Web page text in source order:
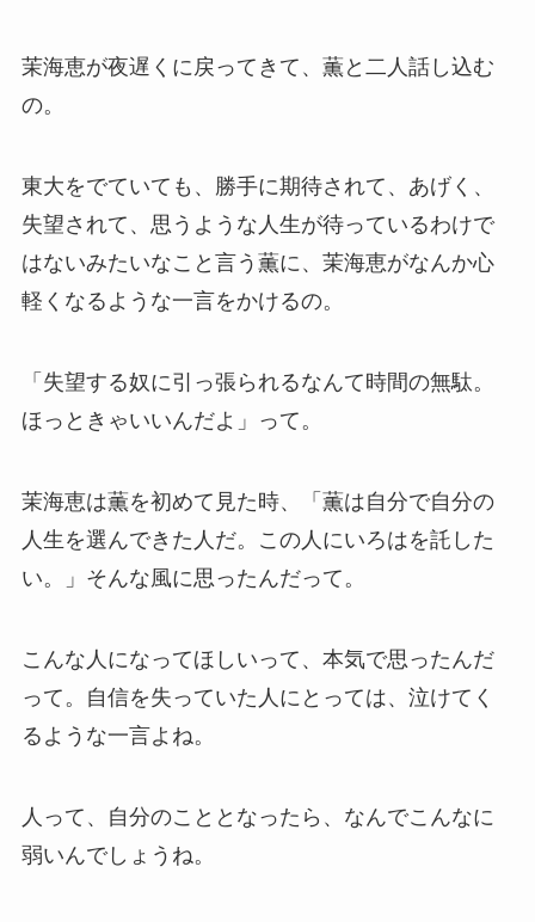
茉海恵が夜遅くに戻ってきて、薫と二人話し込む
の。
東大をでていても、勝手に期待されて、あげく、
失望されて、思うような人生が待っているわけで
はないみたいなこと言う薫に、茉海恵がなんか心
軽くなるような一言をかけるの。
「失望する奴に引っ張られるなんて時間の無駄。
ほっときゃいいんだよ」って。
茉海恵は薫を初めて見た時、「薫は自分で自分の
人生を選んできた人だ。この人にいろはを託した
い。」そんな風に思ったんだって。
こんな人になってほしいって、本気で思ったんだ
って。自信を失っていた人にとっては、泣けてく
るような一言よね。
人って、自分のこととなったら、なんでこんなに
弱いんでしょうね。